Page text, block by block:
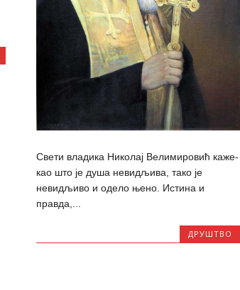
Свети владика Николај Велимировић каже-
као што је душа невидљива, тако је
невидљиво и одело њено. Истина и
правда,...
ДРУШТВО